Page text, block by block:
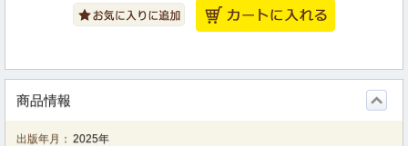
商品情報
出版年月： 2025年